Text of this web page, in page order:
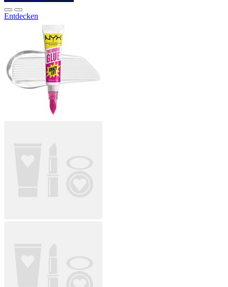
Entdecken